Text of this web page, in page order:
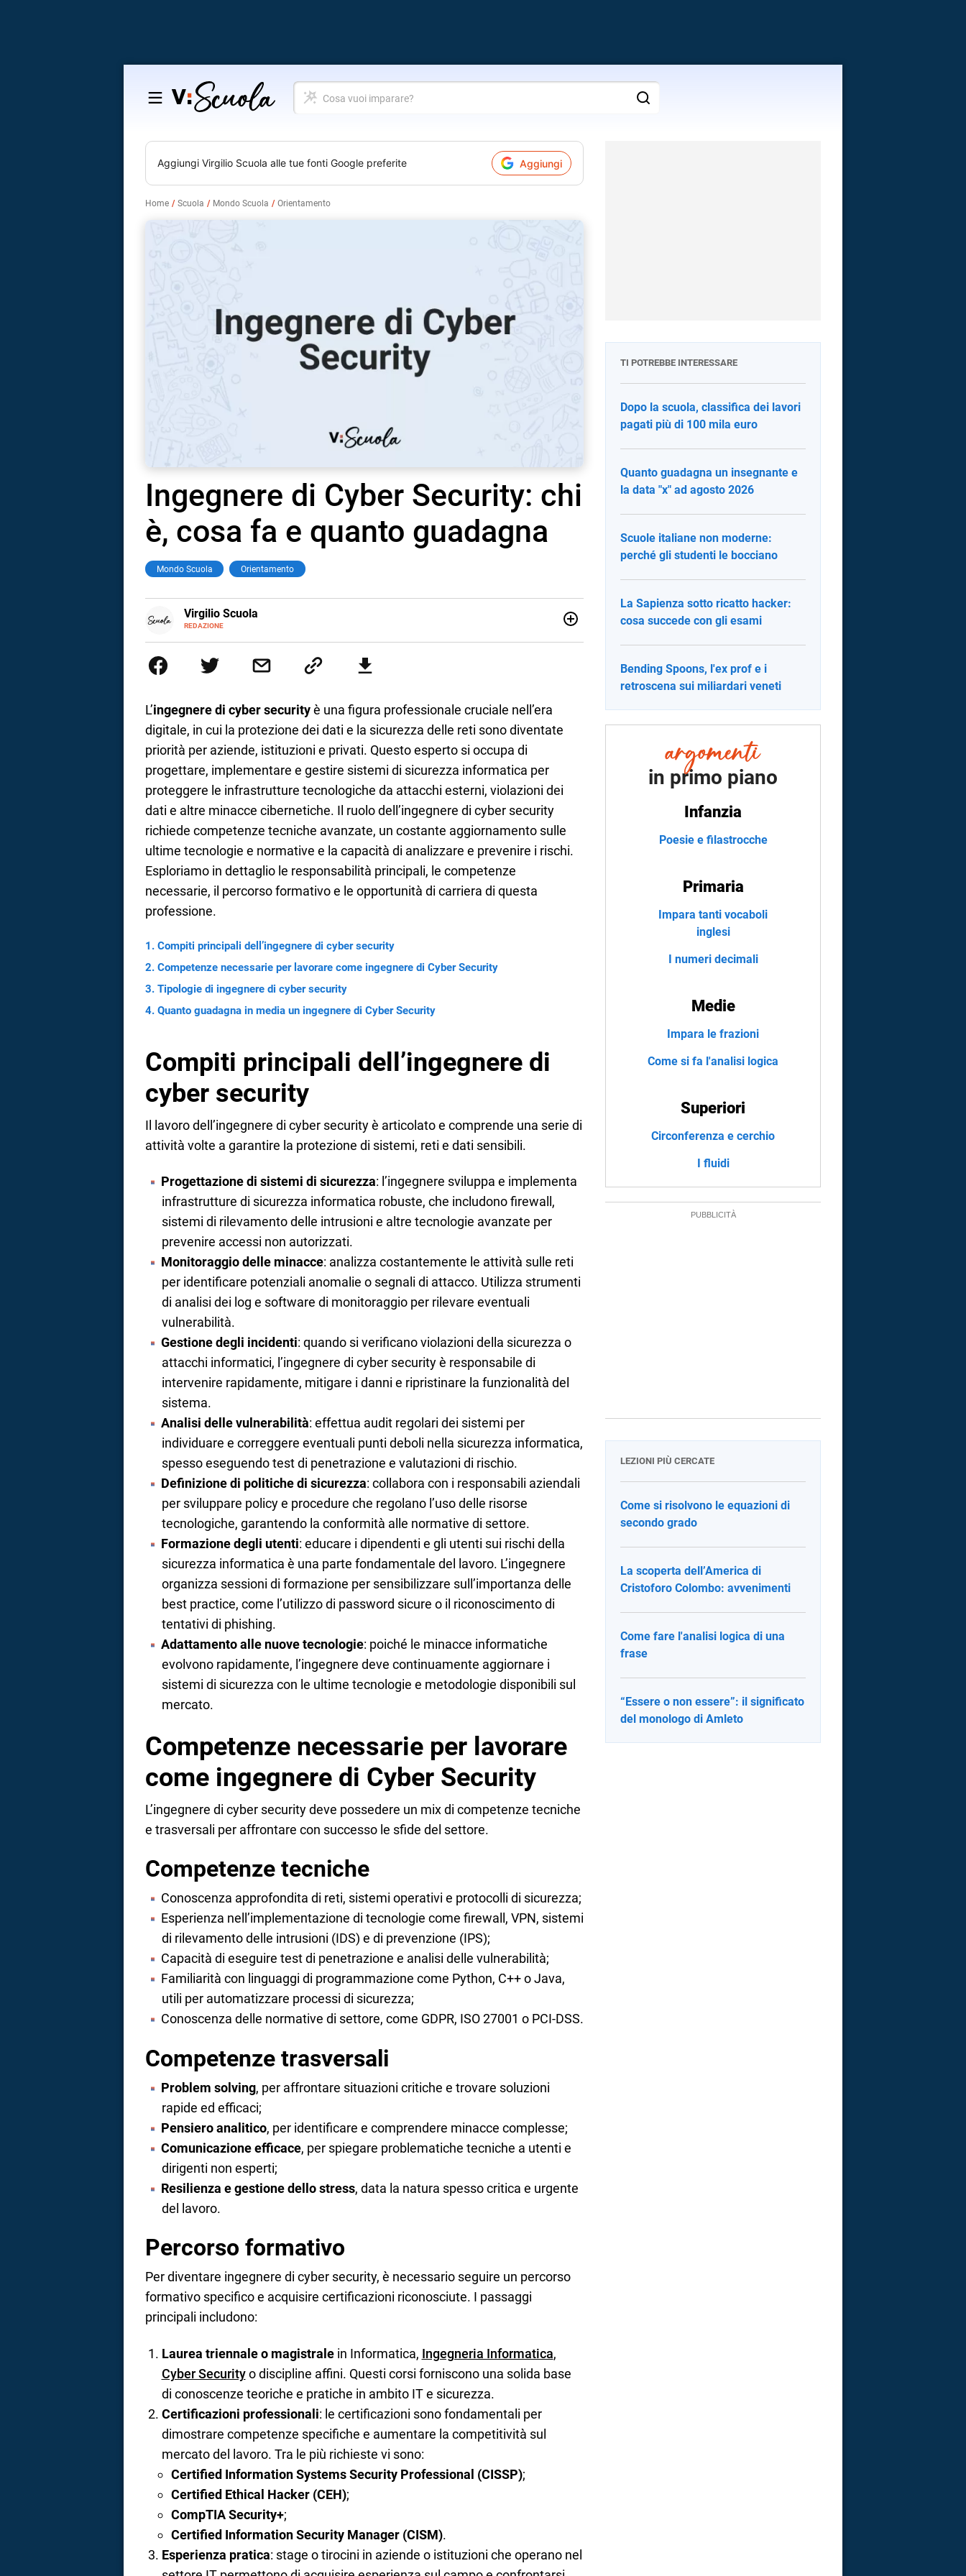
Salta
contenuto
Cosa
vuoi
Aggiungi Virgilio Scuola alle tue fonti Google preferite Aggiungi
Home Scuola Mondo Scuola Orientamento
Ingegnere di Cyber Security: chi
è, cosa fa e quanto guadagna
Mondo Scuola Orientamento
Virgilio Scuola
REDAZIONE
E-
MAIL
INSTAGRAM
SITI
dedicato non solo giovani studenti, ma anche genitori e insegnanti con più di 1.500 lezioni
ed esercizi online, video di approfondimento e infografiche. Ogni lezione è pensata e
affrontati dagli studenti durante il percorso scolastico, anche quelli più ostici, con un
linguaggio semplice e immediato e l'ausilio di contenuti multimediali a supporto della
spiegazione testuale.
L’ingegnere di cyber securityè una figura professionale cruciale nell’era
digitale, in cui la protezione dei dati e la sicurezza delle reti sono diventate
priorità per aziende, istituzioni e privati. Questo esperto si occupa di
progettare, implementare e gestire sistemi di sicurezza informatica per
proteggere le infrastrutture tecnologiche da attacchi esterni, violazioni dei
dati e altre minacce cibernetiche. Il ruolo dell’ingegnere di cyber security
richiede competenze tecniche avanzate, un costante aggiornamento sulle
ultime tecnologie e normative e la capacità di analizzare e prevenire i rischi.
Esploriamo in dettaglio le responsabilità principali, le competenze
necessarie, il percorso formativo e le opportunità di carriera di questa
professione.
Compiti principali dell’ingegnere di cyber security
Competenze necessarie per lavorare come ingegnere di Cyber Security
Tipologie di ingegnere di cyber security
Quanto guadagna in media un ingegnere di Cyber Security
Compiti principali dell’ingegnere di
cyber security
Il lavoro dell’ingegnere di cyber security è articolato e comprende una serie di
attività volte a garantire la protezione di sistemi, reti e dati sensibili.
Progettazione di sistemi di sicurezza: l’ingegnere sviluppa e implementa
infrastrutture di sicurezza informatica robuste, che includono firewall,
sistemi di rilevamento delle intrusioni e altre tecnologie avanzate per
prevenire accessi non autorizzati.
Monitoraggio delle minacce: analizza costantemente le attività sulle reti
per identificare potenziali anomalie o segnali di attacco. Utilizza strumenti
di analisi dei log e software di monitoraggio per rilevare eventuali
vulnerabilità.
Gestione degli incidenti: quando si verificano violazioni della sicurezza o
attacchi informatici, l’ingegnere di cyber security è responsabile di
intervenire rapidamente, mitigare i danni e ripristinare la funzionalità del
sistema.
Analisi delle vulnerabilità: effettua audit regolari dei sistemi per
individuare e correggere eventuali punti deboli nella sicurezza informatica,
spesso eseguendo test di penetrazione e valutazioni di rischio.
Definizione di politiche di sicurezza: collabora con i responsabili aziendali
per sviluppare policy e procedure che regolano l’uso delle risorse
tecnologiche, garantendo la conformità alle normative di settore.
Formazione degli utenti: educare i dipendenti e gli utenti sui rischi della
sicurezza informatica è una parte fondamentale del lavoro. L’ingegnere
organizza sessioni di formazione per sensibilizzare sull’importanza delle
best practice, come l’utilizzo di password sicure o il riconoscimento di
tentativi di phishing.
Adattamento alle nuove tecnologie: poiché le minacce informatiche
evolvono rapidamente, l’ingegnere deve continuamente aggiornare i
sistemi di sicurezza con le ultime tecnologie e metodologie disponibili sul
mercato.
Competenze necessarie per lavorare
come ingegnere di Cyber Security
L’ingegnere di cyber security deve possedere un mix di competenze tecniche
e trasversali per affrontare con successo le sfide del settore.
Competenze tecniche
Conoscenza approfondita di reti, sistemi operativi e protocolli di sicurezza;
Esperienza nell’implementazione di tecnologie come firewall, VPN, sistemi
di rilevamento delle intrusioni (IDS) e di prevenzione (IPS);
Capacità di eseguire test di penetrazione e analisi delle vulnerabilità;
Familiarità con linguaggi di programmazione come Python, C++ o Java,
utili per automatizzare processi di sicurezza;
Conoscenza delle normative di settore, come GDPR, ISO 27001 o PCI-DSS.
Competenze trasversali
Problem solving, per affrontare situazioni critiche e trovare soluzioni
rapide ed efficaci;
Pensiero analitico, per identificare e comprendere minacce complesse;
Comunicazione efficace, per spiegare problematiche tecniche a utenti e
dirigenti non esperti;
Resilienza e gestione dello stress, data la natura spesso critica e urgente
del lavoro.
Percorso formativo
Per diventare ingegnere di cyber security, è necessario seguire un percorso
formativo specifico e acquisire certificazioni riconosciute. I passaggi
principali includono:
Laurea triennale o magistralein Informatica, Ingegneria Informatica,
Cyber Securityo discipline affini. Questi corsi forniscono una solida base
di conoscenze teoriche e pratiche in ambito IT e sicurezza.
Certificazioni professionali: le certificazioni sono fondamentali per
dimostrare competenze specifiche e aumentare la competitività sul
mercato del lavoro. Tra le più richieste vi sono:
Certified Information Systems Security Professional (CISSP);
Certified Ethical Hacker (CEH);
CompTIA Security+;
Certified Information Security Manager (CISM).
Esperienza pratica: stage o tirocini in aziende o istituzioni che operano nel
TI POTREBBE INTERESSARE
Dopo la scuola, classifica dei lavori
pagati più di 100 mila euro
Quanto guadagna un insegnante e
la data "x" ad agosto 2026
Scuole italiane non moderne:
perché gli studenti le bocciano
La Sapienza sotto ricatto hacker:
cosa succede con gli esami
Bending Spoons, l'ex prof e i
retroscena sui miliardari veneti
in primo piano
Infanzia
Poesie e filastrocche
Primaria
Impara tanti vocaboli
inglesi
I numeri decimali
Medie
Impara le frazioni
Come si fa l'analisi logica
Superiori
Circonferenza e cerchio
I fluidi
LEZIONI PIÙ CERCATE
Come si risolvono le equazioni di
secondo grado
La scoperta dell’America di
Cristoforo Colombo: avvenimenti
Come fare l'analisi logica di una
frase
“Essere o non essere”: il significato
del monologo di Amleto